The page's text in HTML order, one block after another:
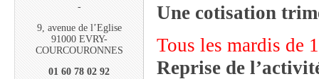
-
9, avenue de l’Eglise
91000 EVRY-
COURCOURONNES
01 60 78 02 92
Une cotisation
Tous les mardis de
Reprise de